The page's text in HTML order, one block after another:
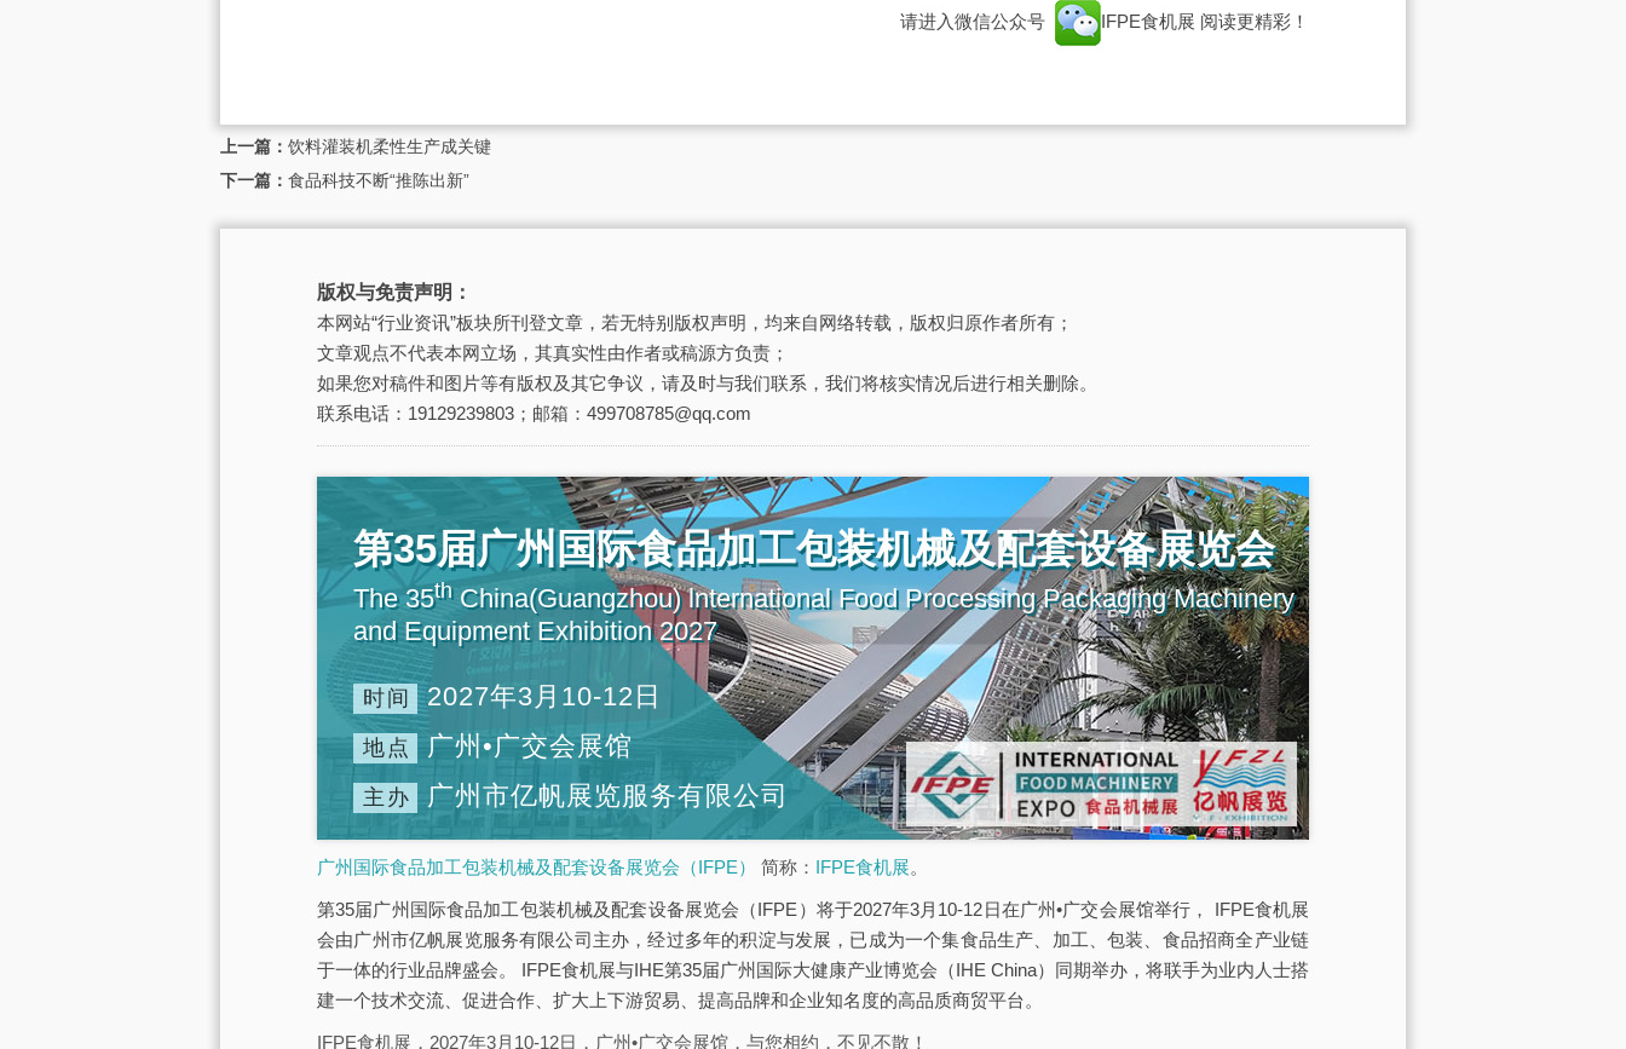
请进入微信公众号 IFPE食机展 阅读更精彩！
上一篇： 饮料灌装机柔性生产成关键
下一篇： 食品科技不断“推陈出新”
版权与免责声明：
本网站“行业资讯”板块所刊登文章，若无特别版权声明，均来自网络转载，版权归原作者所有；
文章观点不代表本网立场，其真实性由作者或稿源方负责；
如果您对稿件和图片等有版权及其它争议，请及时与我们联系，我们将核实情况后进行相关删除。
联系电话：19129239803；邮箱：499708785@qq.com
第35届广州国际食品加工包装机械及配套设备展览会
The 35thChina(Guangzhou) lnternational Food Processing Packaging Machinery
and Equipment Exhibition 2027
时间 2027年3月10-12日
地点 广州•广交会展馆
主办 广州市亿帆展览服务有限公司
广州国际食品加工包装机械及配套设备展览会（IFPE） 简称： IFPE食机展。
第35届广州国际食品加工包装机械及配套设备展览会（IFPE）将于2027年3月10-12日在广州•广交会展馆举行， IFPE食机展
会由广州市亿帆展览服务有限公司主办，经过多年的积淀与发展，已成为一个集食品生产、加工、包装、食品招商全产业链
于一体的行业品牌盛会。 IFPE食机展与IHE第35届广州国际大健康产业博览会（IHE China）同期举办，将联手为业内人士搭
建一个技术交流、促进合作、扩大上下游贸易、提高品牌和企业知名度的高品质商贸平台。
IFPE食机展，2027年3月10-12日，广州•广交会展馆，与您相约，不见不散！